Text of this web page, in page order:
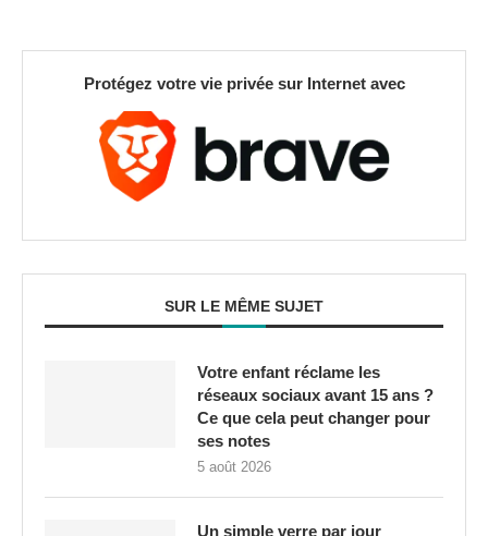
Protégez votre vie privée sur Internet avec
SUR LE MÊME SUJET
Votre enfant réclame les
réseaux sociaux avant 15 ans ?
Ce que cela peut changer pour
ses notes
5 août 2026
Un simple verre par jour